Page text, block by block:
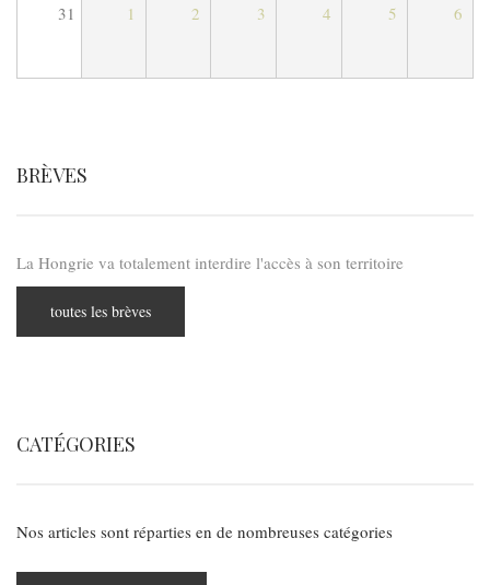
31 1 2 3 4 5 6
BRÈVES
La Hongrie va totalement interdire l'accès à son territoire
toutes les brèves
CATÉGORIES
Nos articles sont réparties en de nombreuses catégories